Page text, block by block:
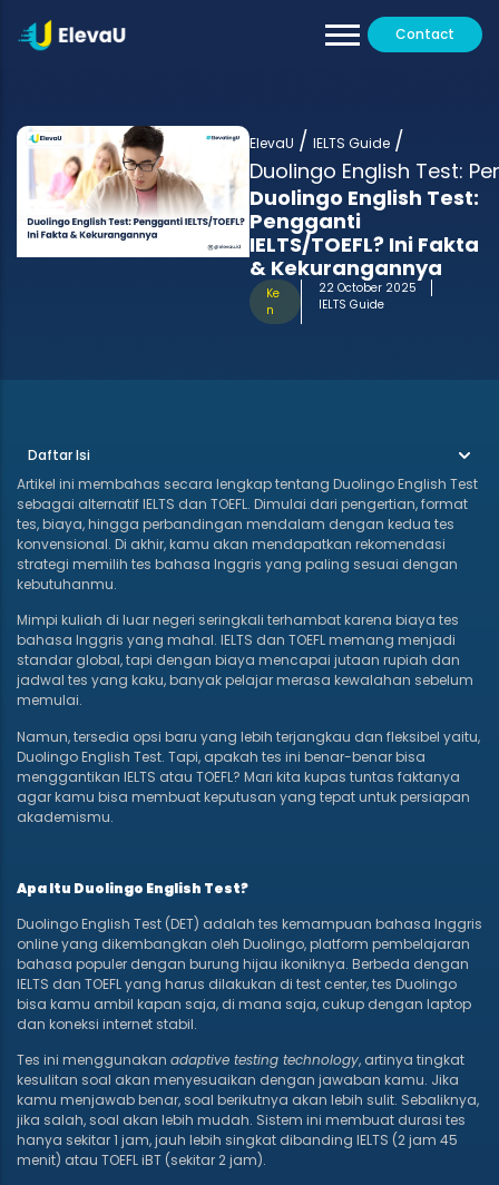
Testimoni
Contact
ElevaU / IELTS Guide /
Duolingo English Test:
Duolingo English Test:
Pengganti
IELTS/TOEFL? Ini Fakta
& Kekurangannya
Ke
n
22 October 2025
IELTS Guide
Daftar Isi
Artikel ini membahas secara lengkap tentang Duolingo English Test
sebagai alternatif IELTS dan TOEFL. Dimulai dari pengertian, format
tes, biaya, hingga perbandingan mendalam dengan kedua tes
konvensional. Di akhir, kamu akan mendapatkan rekomendasi
strategi memilih tes bahasa Inggris yang paling sesuai dengan
kebutuhanmu.
Mimpi kuliah di luar negeri seringkali terhambat karena biaya tes
bahasa Inggris yang mahal. IELTS dan TOEFL memang menjadi
standar global, tapi dengan biaya mencapai jutaan rupiah dan
jadwal tes yang kaku, banyak pelajar merasa kewalahan sebelum
memulai.
Namun, tersedia opsi baru yang lebih terjangkau dan fleksibel yaitu,
Duolingo English Test. Tapi, apakah tes ini benar-benar bisa
menggantikan IELTS atau TOEFL? Mari kita kupas tuntas faktanya
agar kamu bisa membuat keputusan yang tepat untuk persiapan
akademismu.
Apa Itu Duolingo English Test?
Duolingo English Test (DET) adalah tes kemampuan bahasa Inggris
online yang dikembangkan oleh Duolingo, platform pembelajaran
bahasa populer dengan burung hijau ikoniknya. Berbeda dengan
IELTS dan TOEFL yang harus dilakukan di test center, tes Duolingo
bisa kamu ambil kapan saja, di mana saja, cukup dengan laptop
dan koneksi internet stabil.
Tes ini menggunakan adaptive testing technology, artinya tingkat
kesulitan soal akan menyesuaikan dengan jawaban kamu. Jika
kamu menjawab benar, soal berikutnya akan lebih sulit. Sebaliknya,
jika salah, soal akan lebih mudah. Sistem ini membuat durasi tes
hanya sekitar 1 jam, jauh lebih singkat dibanding IELTS (2 jam 45
menit) atau TOEFL iBT (sekitar 2 jam).